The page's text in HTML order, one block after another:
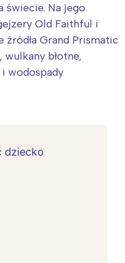
świecie. Na jego
Old Faithful i
Grand Prismatic
błotne,
wodospady